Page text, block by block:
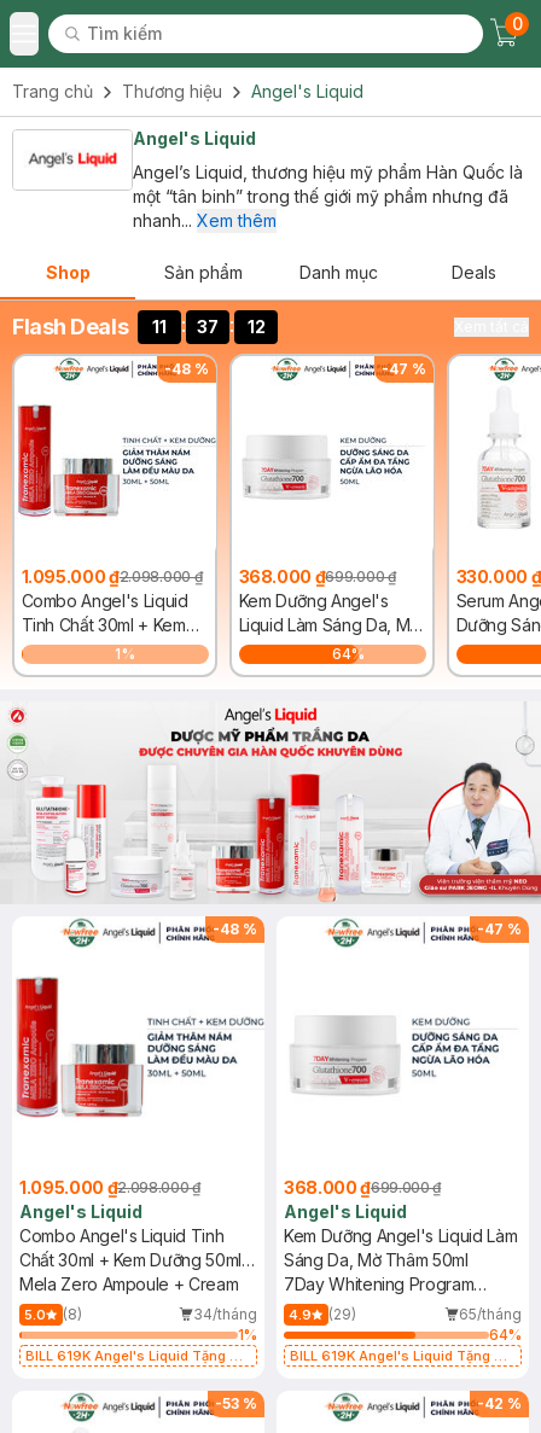
Toggle Menu
Tìm kiếm
Tìm kiếm
0
Trang chủ Thương hiệu Angel's Liquid
Angel's Liquid
Angel’s Liquid, thương hiệu mỹ phẩm Hàn Quốc là
một “tân binh” trong thế giới mỹ phẩm nhưng đã
nhanh... Xem thêm
Shop Sản phẩm Danh mục Deals
Flash Deals 11 : 37 : 12
-48%
1.095.000 ₫2.098.000 ₫
Combo Angel's Liquid
Tinh Chất 30ml + Kem
Dưỡng 50ml Giảm Thâm
Nám Chuyên Biệt
1%
-47 %
368.000 ₫699.000 ₫
Kem Dưỡng Angel's
Liquid Làm Sáng Da, Mờ
Thâm 50ml 64%
330.000 ₫
Serum
Dưỡng
Thâm 30ml
-48 %
1.095.000 ₫2.098.000 ₫
Angel's Liquid
Combo Angel's Liquid Tinh
Chất 30ml + Kem Dưỡng 50ml
Giảm Thâm Nám Chuyên Biệt
Mela Zero Ampoule + Cream
5.0 (8)
34/tháng
1%
BILL 619K Angel's Liquid Tặng 01
Sáng Da 30g (SL có hạn)
-47 %
368.000 ₫699.000 ₫
Angel's Liquid
Kem Dưỡng Angel's Liquid Làm
Sáng Da, Mờ Thâm 50ml
7Day Whitening Program
Glutathione 700 V-Cream
4.9 (29)
65/tháng
64%
BILL 619K Angel's Liquid Tặng 01
Sáng Da 30g (SL có hạn)
-53 % -42 %